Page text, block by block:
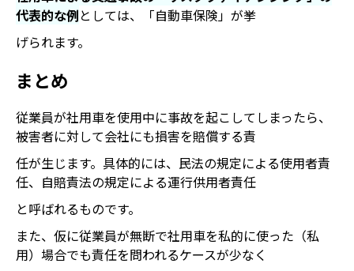
代表的な例としては、「自動車保険」が挙
げられます。
まとめ
従業員が社用車を使用中に事故を起こしてしまったら、
被害者に対して会社にも損害を賠償する責
任が生じます。具体的には、民法の規定による使用者責
任、自賠責法の規定による運行供用者責任
と呼ばれるものです。
また、仮に従業員が無断で社用車を私的に使った（私
用）場合でも責任を問われるケースが少なく